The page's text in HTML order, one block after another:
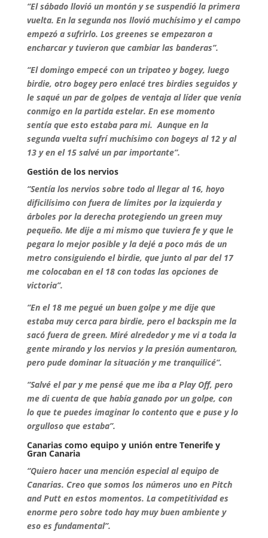
“El sábado llovió un montón y se suspendió la primera
vuelta. En la segunda nos llovió muchísimo y el campo
empezó a sufrirlo. Los greenes se empezaron a
encharcar y tuvieron que cambiar las banderas”.
“El domingo empecé con un tripateo y bogey, luego
birdie, otro bogey pero enlacé tres birdies seguidos y
le saqué un par de golpes de ventaja al líder que venía
conmigo en la partida estelar. En ese momento
sentía que esto estaba para mi. Aunque en la
segunda vuelta sufrí muchísimo con bogeys al 12 y al
13 y en el 15 salvé un par importante”.
Gestión de los nervios
“Sentía los nervios sobre todo al llegar al 16, hoyo
dificilísimo con fuera de límites por la izquierda y
árboles por la derecha protegiendo un green muy
pequeño. Me dije a mi mismo que tuviera fe y que le
pegara lo mejor posible y la dejé a poco más de un
metro consiguiendo el birdie, que junto al par del 17
me colocaban en el 18 con todas las opciones de
victoria”.
“En el 18 me pegué un buen golpe y me dije que
estaba muy cerca para birdie, pero el backspin me la
sacó fuera de green. Miré alrededor y me vi a toda la
gente mirando y los nervios y la presión aumentaron,
pero pude dominar la situación y me tranquilicé”.
“Salvé el par y me pensé que me iba a Play Off, pero
me di cuenta de que había ganado por un golpe, con
lo que te puedes imaginar lo contento que e puse y lo
orgulloso que estaba”.
Canarias como equipo y unión entre Tenerife y
Gran Canaria
“Quiero hacer una mención especial al equipo de
Canarias. Creo que somos los números uno en Pitch
and Putt en estos momentos. La competitividad es
enorme pero sobre todo hay muy buen ambiente y
eso es fundamental”.